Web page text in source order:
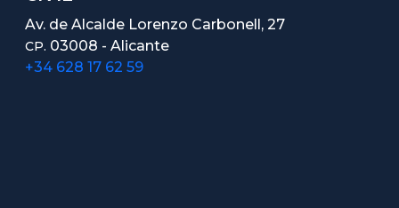
Av. de Alcalde Lorenzo Carbonell, 27
CP. 03008 - Alicante
+34 628 17 62 59